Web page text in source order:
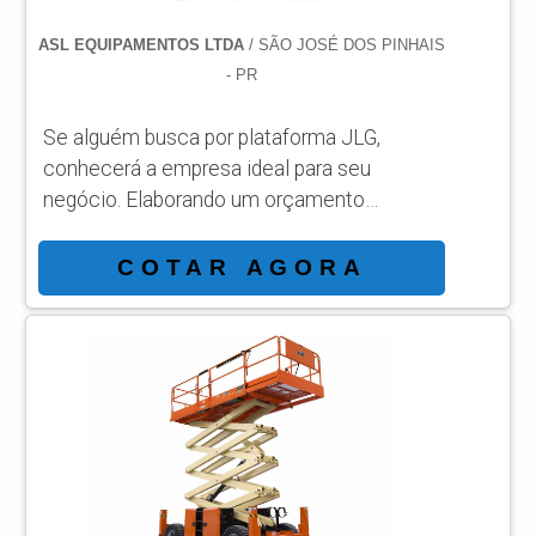
ASL EQUIPAMENTOS LTDA/ SÃO JOSÉ DOS PINHAIS
- PR
Se alguém busca por plataforma JLG,
conhecerá a empresa ideal para seu
negócio. Elaborando um orçamento
conhecendo a líder da área de atuação. É
importante lembrar que o produto deve
sempre ser adquirido com empresas
especializadas no segmento. Esse tipo de
cuidado ajuda a garantir a qualidade e
durabilidade dos materiais, além de evitar
prejuízos com substituições frequentes de
peças defeituos...
COTAR AGORA